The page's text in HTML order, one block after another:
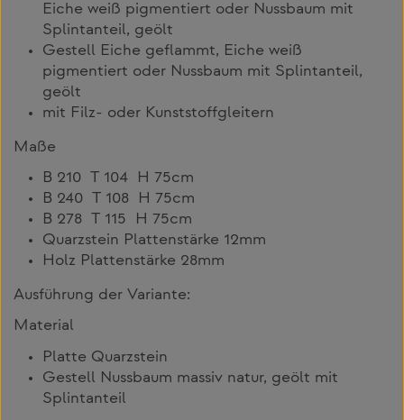
Eiche weiß pigmentiert oder Nussbaum mit
Splintanteil, geölt
Gestell Eiche geflammt, Eiche weiß
pigmentiert oder Nussbaum mit Splintanteil,
geölt
mit Filz- oder Kunststoffgleitern
Maße
B 210 T 104 H 75cm
B 240 T 108 H 75cm
B 278 T 115 H 75cm
Quarzstein Plattenstärke 12mm
Holz Plattenstärke 28mm
Ausführung der Variante:
Material
Platte Quarzstein
Gestell Nussbaum massiv natur, geölt mit
Splintanteil